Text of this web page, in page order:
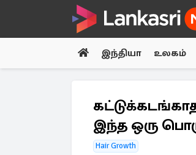
இந்தியா உலகம்
இந்த ஒரு
Hair Growth